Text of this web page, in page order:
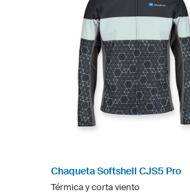
Chaqueta Softshell CJS5 Pro
Térmica y corta viento